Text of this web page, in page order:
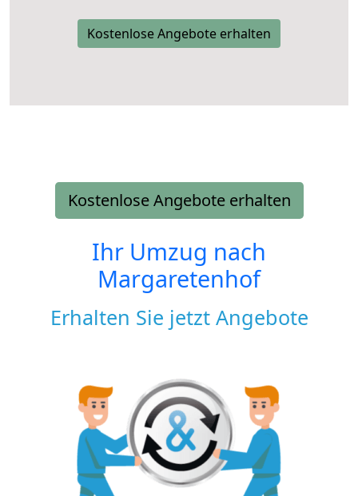
Kostenlose Angebote erhalten
Kostenlose Angebote erhalten
Ihr Umzug nach
Margaretenhof
Erhalten Sie jetzt Angebote